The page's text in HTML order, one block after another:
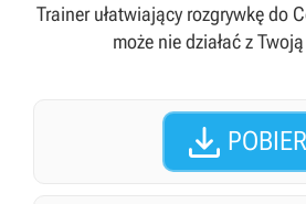
Trainer ułatwiający rozgrywkę do
może nie działać z
